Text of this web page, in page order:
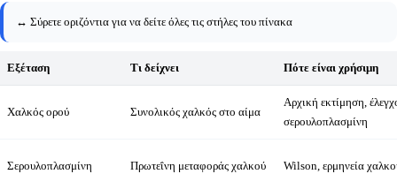
↔️ Σύρετε οριζόντια για να δείτε όλες τις στήλες του πίνακα
Εξέταση Τι δείχνει Πότε είναι χρήσιμη
Χαλκός ορού Συνολικός χαλκός στο αίμα
Αρχική εκτίμηση,
σερουλοπλασμίνη
Σερουλοπλασμίνη Πρωτεΐνη μεταφοράς χαλκού Wilson, ερμηνεία